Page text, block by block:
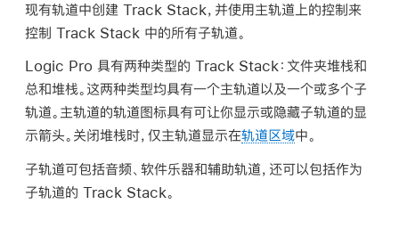
现有轨道中创建 Track Stack，并使用主轨道上的控制来
控制 Track Stack 中的所有子轨道。
Logic Pro 具有两种类型的 Track Stack： 文件夹堆栈和
总和堆栈。这两种类型均具有一个主轨道以及一个或多个子
轨道。主轨道的轨道图标具有可让你显示或隐藏子轨道的显
示箭头。关闭堆栈时，仅主轨道显示在轨道区域中。
子轨道可包括音频、软件乐器和辅助轨道，还可以包括作为
子轨道的 Track Stack。